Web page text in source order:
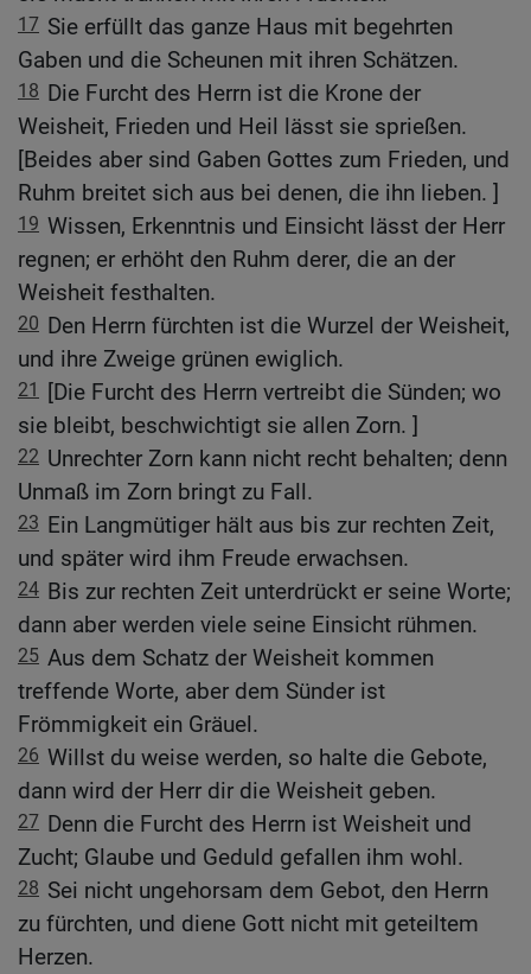
17 Sie erfüllt das ganze Haus mit begehrten
Gaben und die Scheunen mit ihren Schätzen.
18 Die Furcht des Herrn ist die Krone der
Weisheit, Frieden und Heil lässt sie sprießen.
[Beides aber sind Gaben Gottes zum Frieden, und
Ruhm breitet sich aus bei denen, die ihn lieben. ]
19 Wissen, Erkenntnis und Einsicht lässt der Herr
regnen; er erhöht den Ruhm derer, die an der
Weisheit festhalten.
20 Den Herrn fürchten ist die Wurzel der Weisheit,
und ihre Zweige grünen ewiglich.
21
[Die Furcht des Herrn vertreibt die Sünden; wo
sie bleibt, beschwichtigt sie allen Zorn. ]
22 Unrechter Zorn kann nicht recht behalten; denn
Unmaß im Zorn bringt zu Fall.
23 Ein Langmütiger hält aus bis zur rechten Zeit,
und später wird ihm Freude erwachsen.
24 Bis zur rechten Zeit unterdrückt er seine Worte;
dann aber werden viele seine Einsicht rühmen.
25 Aus dem Schatz der Weisheit kommen
treffende Worte, aber dem Sünder ist
Frömmigkeit ein Gräuel.
26 Willst du weise werden, so halte die Gebote,
dann wird der Herr dir die Weisheit geben.
27 Denn die Furcht des Herrn ist Weisheit und
Zucht; Glaube und Geduld gefallen ihm wohl.
28 Sei nicht ungehorsam dem Gebot, den Herrn
zu fürchten, und diene Gott nicht mit geteiltem
Herzen.